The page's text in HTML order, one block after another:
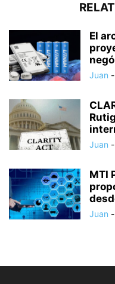
El
Juan -
Juan -
MTI
Juan -